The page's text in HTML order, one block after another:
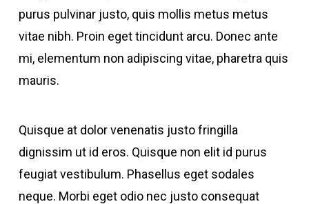
purus pulvinar justo, quis mollis metus metus
vitae nibh. Proin eget tincidunt arcu. Donec ante
mi, elementum non adipiscing vitae, pharetra quis
mauris.
Quisque at dolor venenatis justo fringilla
dignissim ut id eros. Quisque non elit id purus
feugiat vestibulum. Phasellus eget sodales
neque. Morbi eget odio nec justo consequat